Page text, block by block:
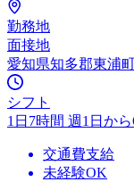
勤務地
面接地
愛知県知多郡東浦
シフト
1日7時間 週1日か
交通費支給
未経験OK